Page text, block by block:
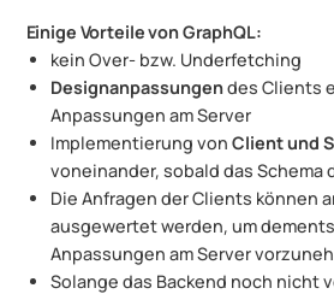
Einige Vorteile von GraphQL:
kein Over- bzw. Underfetching
Designanpassungendes Clients
Anpassungen am Server
Implementierung von Client und
voneinander, sobald das Schema
Die Anfragen der Clients können
ausgewertet werden, um
Anpassungen am Server
Solange das Backend noch nicht